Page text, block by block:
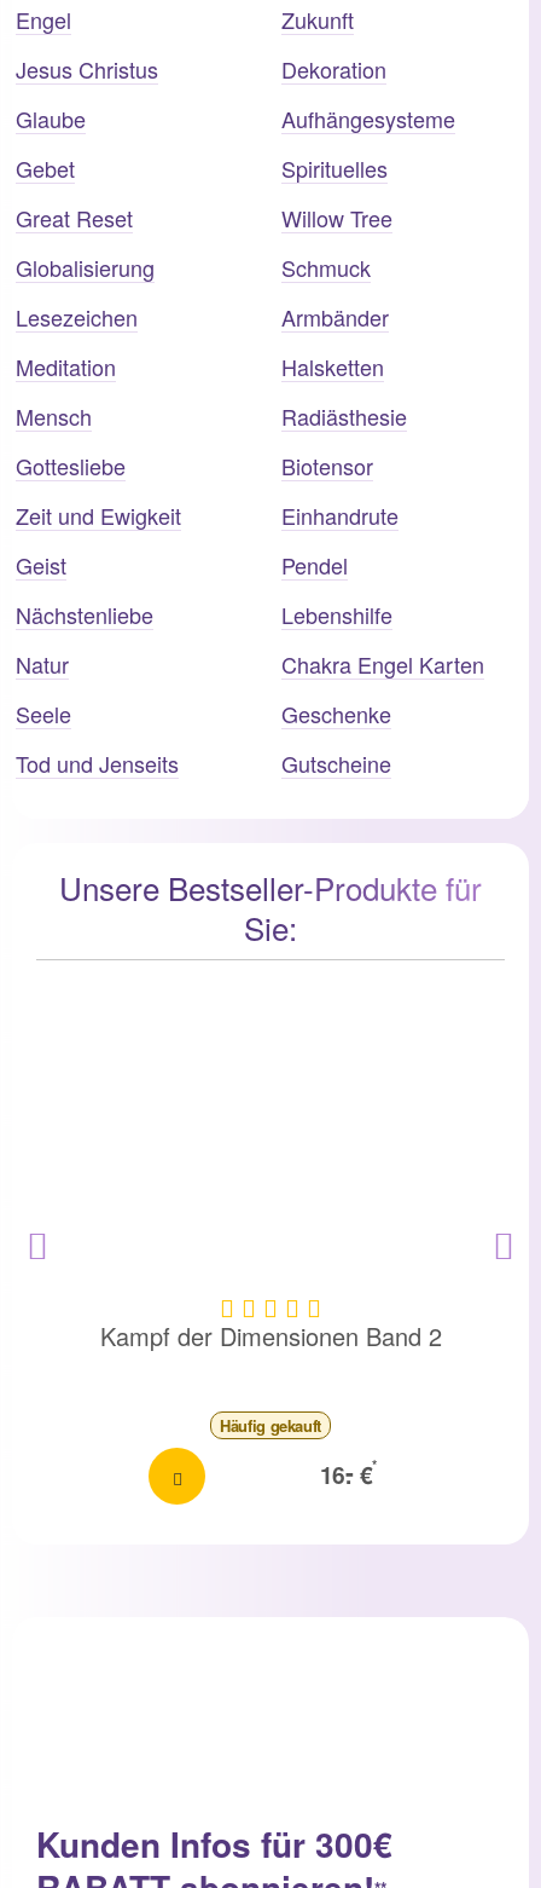
Engel
Jesus Christus
Glaube
Gebet
Great Reset
Globalisierung
Lesezeichen
Meditation
Mensch
Gottesliebe
Zeit und Ewigkeit
Geist
Nächstenliebe
Natur
Seele
Tod und Jenseits
Zukunft
Dekoration
Aufhängesysteme
Spirituelles
Willow Tree
Schmuck
Armbänder
Halsketten
Radiästhesie
Biotensor
Einhandrute
Pendel
Lebenshilfe
Chakra Engel Karten
Geschenke
Gutscheine
Unsere Bestseller-Produkte für
Sie:
Kampf der Dimensionen Band 2
Häufig gekauft
16.- €
*
Kunden Infos für 300€